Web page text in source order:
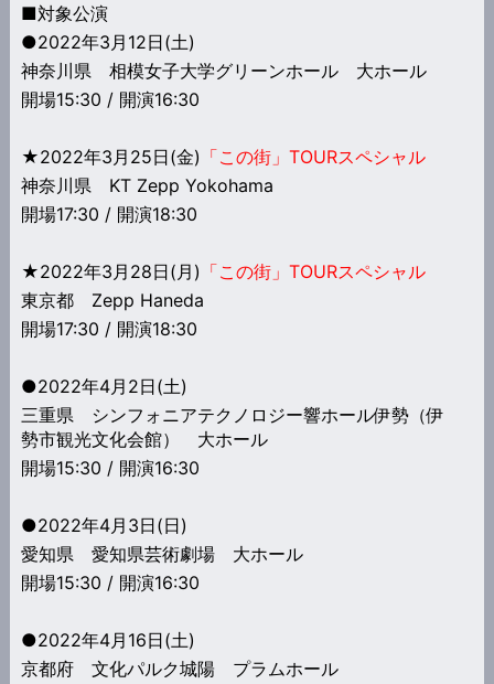
■対象公演
●2022年3月12日(土)
神奈川県 相模女子大学グリーンホール 大ホール
開場15:30 / 開演16:30
★2022年3月25日(金) 「この街」TOURスペシャル
神奈川県 KT Zepp Yokohama
開場17:30 / 開演18:30
★2022年3月28日(月) 「この街」TOURスペシャル
東京都 Zepp Haneda
開場17:30 / 開演18:30
●2022年4月2日(土)
三重県 シンフォニアテクノロジー響ホール伊勢（伊
勢市観光文化会館） 大ホール
開場15:30 / 開演16:30
●2022年4月3日(日)
愛知県 愛知県芸術劇場 大ホール
開場15:30 / 開演16:30
●2022年4月16日(土)
京都府 文化パルク城陽 プラムホール